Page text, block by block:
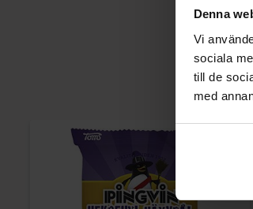
Denna
Vi
sociala
till de
med